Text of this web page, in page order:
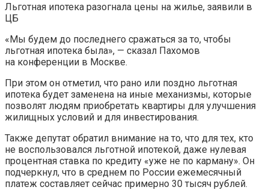
Льготная ипотека разогнала цены на жилье, заявили в
ЦБ
«Мы будем до последнего сражаться за то, чтобы
льготная ипотека была», — сказал Пахомов
на конференции в Москве.
При этом он отметил, что рано или поздно льготная
ипотека будет заменена на иные механизмы, которые
позволят людям приобретать квартиры для улучшения
жилищных условий и для инвестирования.
Также депутат обратил внимание на то, что для тех, кто
не воспользовался льготной ипотекой, даже нулевая
процентная ставка по кредиту «уже не по карману». Он
подчеркнул, что в среднем по России ежемесячный
платеж составляет сейчас примерно 30 тысяч рублей.